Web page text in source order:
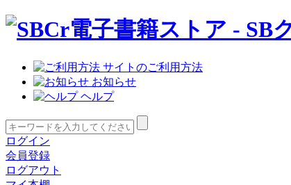
サイトのご利用方法
お知らせ
ヘルプ
ログイン
会員登録
ログアウト